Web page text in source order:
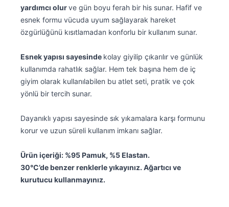
yardımcı olurve gün boyu ferah bir his sunar. Hafif ve
esnek formu vücuda uyum sağlayarak hareket
özgürlüğünü kısıtlamadan konforlu bir kullanım sunar.
Esnek yapısı sayesinde kolay giyilip çıkarılır ve günlük
kullanımda rahatlık sağlar. Hem tek başına hem de iç
giyim olarak kullanılabilen bu atlet seti, pratik ve çok
yönlü bir tercih sunar.
Dayanıklı yapısı sayesinde sık yıkamalara karşı formunu
korur ve uzun süreli kullanım imkanı sağlar.
Ürün içeriği: %95 Pamuk, %5 Elastan.
30°C’de benzer renklerle yıkayınız. Ağartıcı ve
kurutucu kullanmayınız.